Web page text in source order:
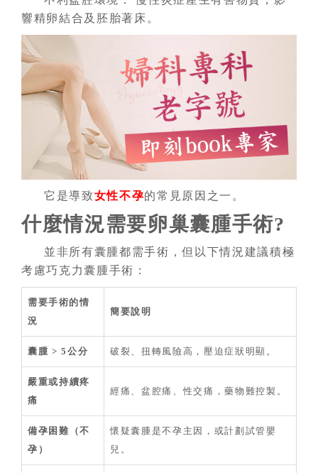
響精卵結合及胚胎著床。
它是導致女性不孕的常見原因之一。
什麼情況需要卵巢囊腫手術?
並非所有囊腫都需手術，但以下情況建議積極
考慮巧克力囊腫手術：
需要手術的情
況
簡要說明
囊腫 > 5公分 破裂、扭轉風險高，壓迫症狀明顯。
嚴重或持續疼
痛
經痛、盆腔痛、性交痛，藥物難控製。
備孕困難（不
孕）
懷疑囊腫是不孕主因，或計劃試管嬰
兒。